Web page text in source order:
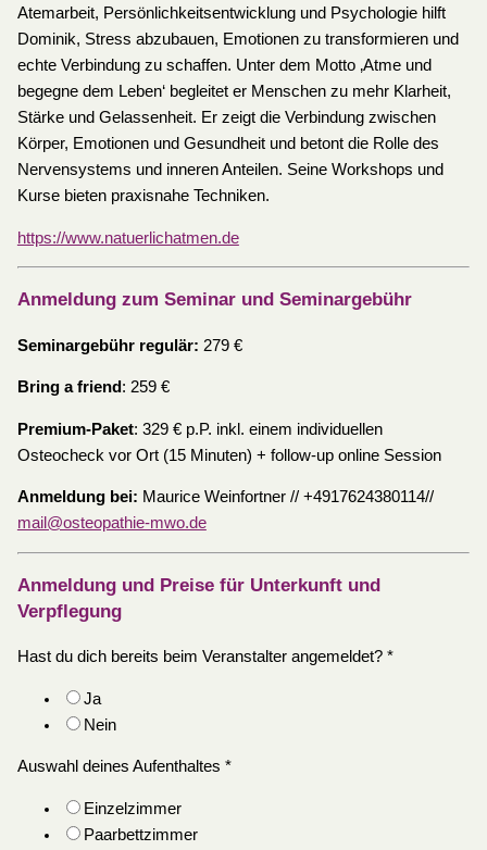
Atemarbeit, Persönlichkeitsentwicklung und Psychologie hilft
Dominik, Stress abzubauen, Emotionen zu transformieren und
echte Verbindung zu schaffen. Unter dem Motto ‚Atme und
begegne dem Leben‘ begleitet er Menschen zu mehr Klarheit,
Stärke und Gelassenheit. Er zeigt die Verbindung zwischen
Körper, Emotionen und Gesundheit und betont die Rolle des
Nervensystems und inneren Anteilen. Seine Workshops und
Kurse bieten praxisnahe Techniken.
https://www.natuerlichatmen.de
Anmeldung zum Seminar und Seminargebühr
Seminargebühr regulär: 279 €
Bring a friend : 259 €
Premium-Paket: 329 € p.P. inkl. einem individuellen
Osteocheck vor Ort (15 Minuten) + follow-up online Session
Anmeldung bei: Maurice Weinfortner // +4917624380114//
mail@osteopathie-mwo.de
Anmeldung und Preise für Unterkunft und
Verpflegung
Hast du dich bereits beim Veranstalter angemeldet? *
Ja
Nein
Auswahl deines Aufenthaltes *
Einzelzimmer
Paarbettzimmer